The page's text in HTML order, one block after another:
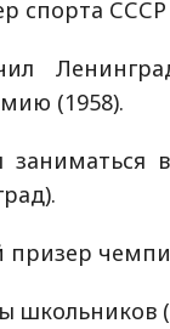
спорта СССР
(1958).
заниматься
школьников